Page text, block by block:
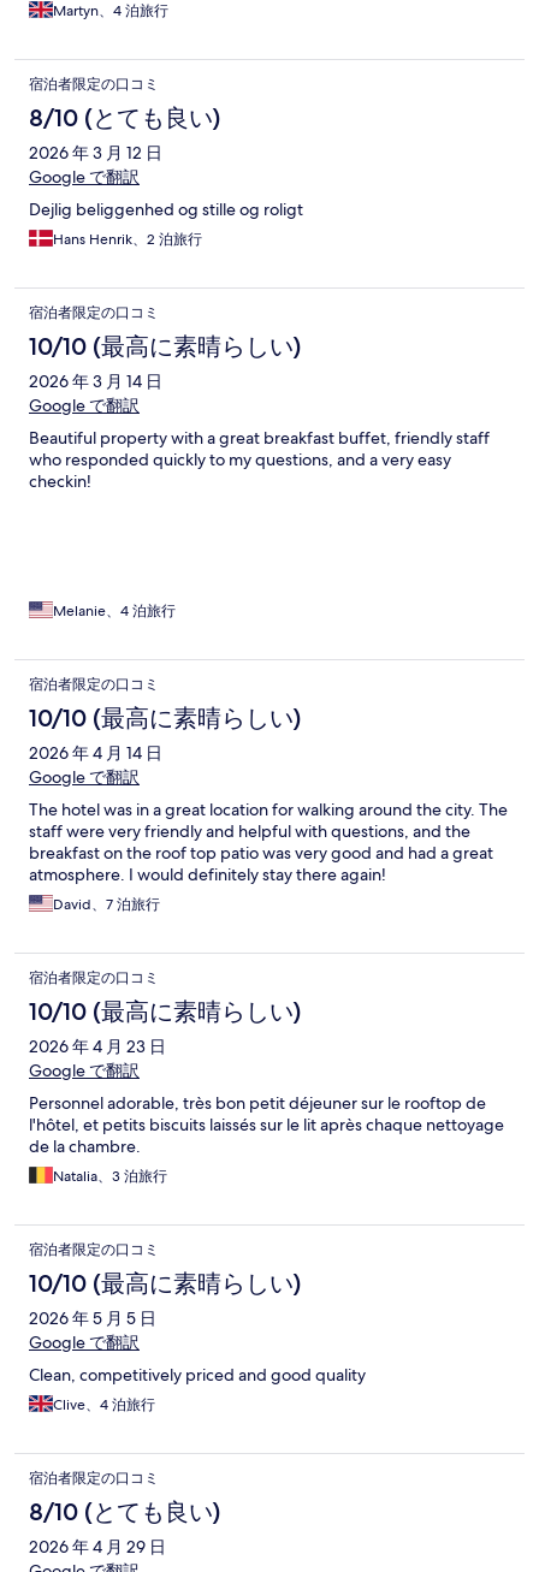
Martyn、4 泊旅行
宿泊者限定の口コミ
8/10 (とても良い)
2026 年 3 月 12 日
Google で翻訳
Dejlig beliggenhed og stille og roligt
Hans Henrik、2 泊旅行
宿泊者限定の口コミ
10/10 (最高に素晴らしい)
2026 年 3 月 14 日
Google で翻訳
Beautiful property with a great breakfast buffet, friendly staff
who responded quickly to my questions, and a very easy
checkin!
Melanie、4 泊旅行
宿泊者限定の口コミ
10/10 (最高に素晴らしい)
2026 年 4 月 14 日
Google で翻訳
The hotel was in a great location for walking around the city. The
staff were very friendly and helpful with questions, and the
breakfast on the roof top patio was very good and had a great
atmosphere. I would definitely stay there again!
David、7 泊旅行
宿泊者限定の口コミ
10/10 (最高に素晴らしい)
2026 年 4 月 23 日
Google で翻訳
Personnel adorable, très bon petit déjeuner sur le rooftop de
l'hôtel, et petits biscuits laissés sur le lit après chaque nettoyage
de la chambre.
Natalia、3 泊旅行
宿泊者限定の口コミ
10/10 (最高に素晴らしい)
2026 年 5 月 5 日
Google で翻訳
Clean, competitively priced and good quality
Clive、4 泊旅行
宿泊者限定の口コミ
8/10 (とても良い)
2026 年 4 月 29 日